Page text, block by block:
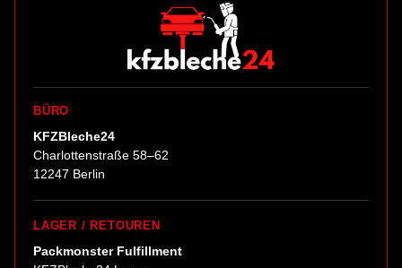
BÜRO
KFZBleche24
Charlottenstraße 58–62
12247 Berlin
LAGER / RETOUREN
Packmonster Fulfillment